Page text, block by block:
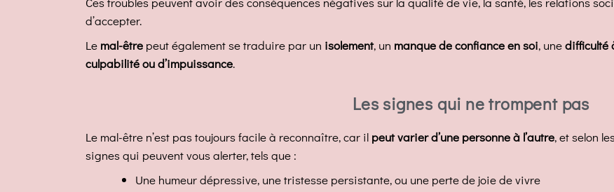
d’accepter.
Le mal-être peut également se traduire par un isolement, un manque de confiance en soi, unedifficulté
culpabilité ou d’impuissance.
Les signes qui ne trompent pas
Le mal-être n’est pas toujours facile à reconnaître, car il peut varier d’une personne à l’autre, et selon
signes qui peuvent vous alerter, tels que :
Une humeur dépressive, une tristesse persistante, ou une perte de joie de vivre